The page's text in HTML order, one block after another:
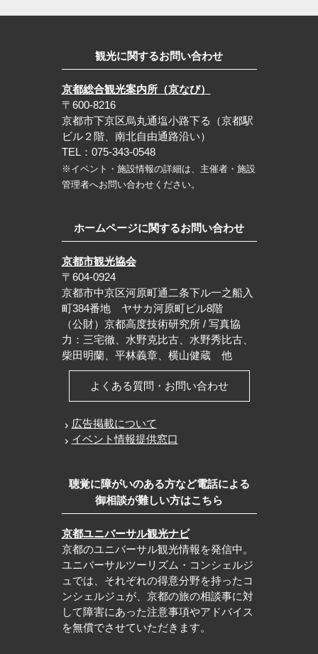
観光に関するお問い合わせ
京都総合観光案内所（京なび）
〒600-8216
京都市下京区烏丸通塩小路下る（京都駅
ビル２階、南北自由通路沿い）
TEL：075-343-0548
※イベント・施設情報の詳細は、主催者・施設
管理者へお問い合わせください。
ホームページに関するお問い合わせ
京都市観光協会
〒604-0924
京都市中京区河原町通二条下ル一之船入
町384番地 ヤサカ河原町ビル8階
（公財）京都高度技術研究所 / 写真協
力：三宅徹、水野克比古、水野秀比古、
柴田明蘭、平林義章、横山健蔵 他
よくある質問・お問い合わせ
広告掲載について
イベント情報提供窓口
聴覚に障がいのある方など電話による
御相談が難しい方はこちら
京都ユニバーサル観光ナビ
京都のユニバーサル観光情報を発信中。
ユニバーサルツーリズム・コンシェルジ
ュでは、それぞれの得意分野を持ったコ
ンシェルジュが、京都の旅の相談事に対
して障害にあった注意事項やアドバイス
を無償でさせていただきます。